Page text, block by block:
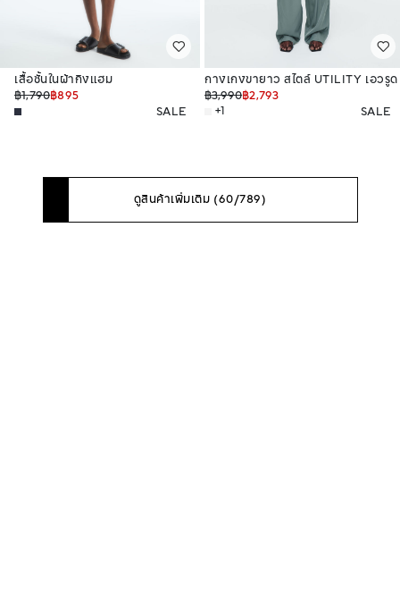
เสื้อชั้นในผ้ากิงแฮม
฿1,790฿895
SALE
กางเกงขายาว สไตล์ UTILITY เอวรูด
฿3,990฿2,793
+1 SALE
ดูสินค้าเพิ่มเติม (60/789)